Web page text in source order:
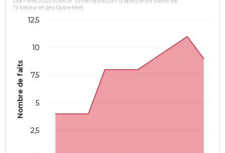
Nombre de faits
l'Intérieur et des Outre-Mer)
2,5
5
7,5
10
12,5